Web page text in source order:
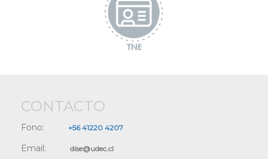
CONTACTO
Fono: +56 41220 4207
Email: dise@udec.cl